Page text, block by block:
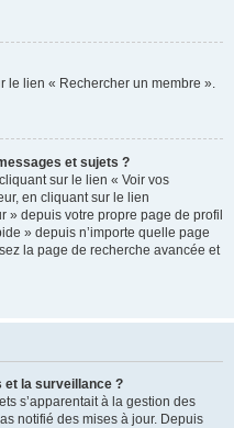
le lien « Rechercher un membre ».
et sujets ?
sur le lien « Voir vos
en cliquant sur le lien
» depuis votre propre page de profil
» depuis n’importe quelle page
la page de recherche avancée et
et la surveillance ?
s’apparentait à la gestion des
notifié des mises à jour. Depuis